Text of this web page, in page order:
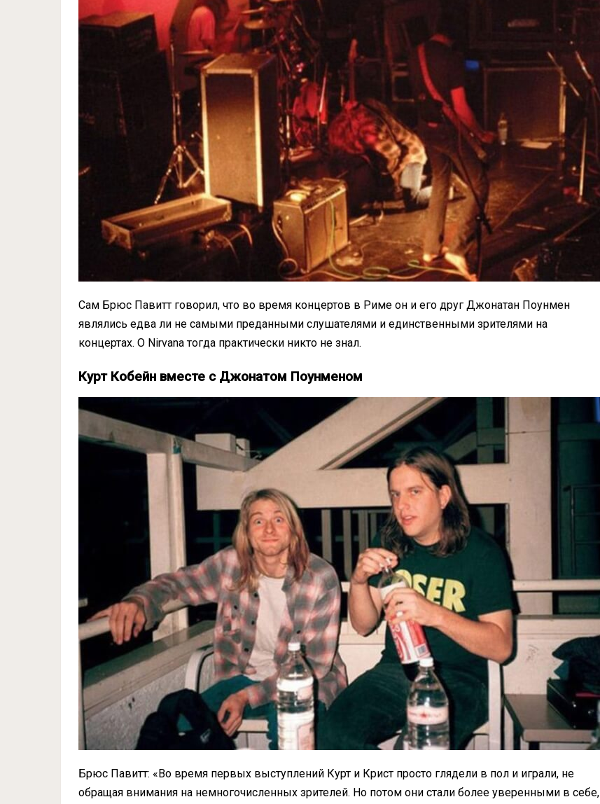
Сам Брюс Павитт говорил, что во время концертов в Риме он и его друг Джонатан Поунмен
являлись едва ли не самыми преданными слушателями и единственными зрителями на
концертах. О Nirvana тогда практически никто не знал.
Курт Кобейн вместе с Джонатом Поунменом
Брюс Павитт: «Во время первых выступлений Курт и Крист просто глядели в пол и играли, не
обращая внимания на немногочисленных зрителей. Но потом они стали более уверенными в себе,